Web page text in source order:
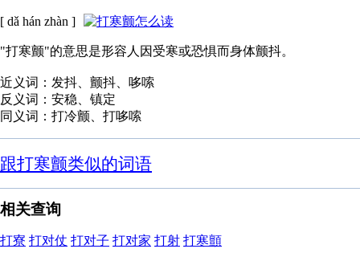
[ dǎ hán zhàn ]
"打寒颤"的意思是形容人因受寒或恐惧而身体颤抖。
近义词：发抖、颤抖、哆嗦
反义词：安稳、镇定
同义词：打冷颤、打哆嗦
跟打寒颤类似的词语
相关查询
打寮 打对仗 打对子 打对家 打射 打寒顫